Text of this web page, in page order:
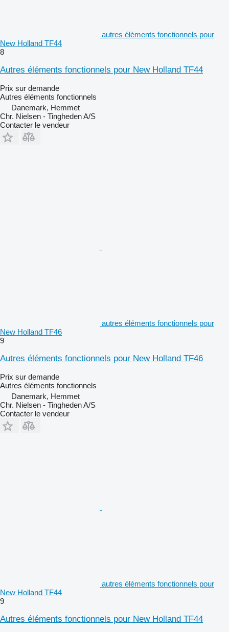
autres éléments fonctionnels pour
New Holland TF44
8
Autres éléments fonctionnels pour New Holland TF44
Prix sur demande
Autres éléments fonctionnels
Danemark, Hemmet
Chr. Nielsen - Tingheden A/S
Contacter le vendeur
autres éléments fonctionnels pour
New Holland TF46
9
Autres éléments fonctionnels pour New Holland TF46
Prix sur demande
Autres éléments fonctionnels
Danemark, Hemmet
Chr. Nielsen - Tingheden A/S
Contacter le vendeur
autres éléments fonctionnels pour
New Holland TF44
9
Autres éléments fonctionnels pour New Holland TF44